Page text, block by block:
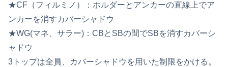
★CF（フィルミノ）：ホルダーとアンカーの直線上でア
ンカーを消すカバーシャドウ
★WG(マネ、サラー)：CBとSBの間でSBを消すカバーシ
ャドウ
3トップは全員、カバーシャドウを用いた制限をかける。